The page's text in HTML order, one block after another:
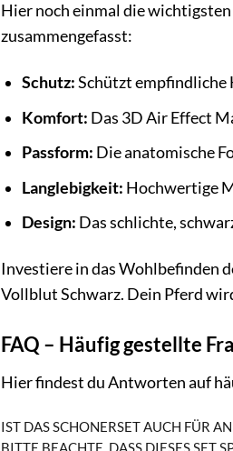
Hier noch einmal die
zusammengefasst:
Schutz:Schützt empfindliche
Komfort: Das 3D Air Effect
Passform: Die anatomische
Langlebigkeit: Hochwertige
Design: Das schlichte,
Investiere in das Wohlbefinden
Vollblut Schwarz. Dein Pferd
FAQ – Häufig gestellte
Hier findest du Antworten auf
IST DAS SCHONERSET AUCH FÜR
BITTE BEACHTE, DASS DIESES SET